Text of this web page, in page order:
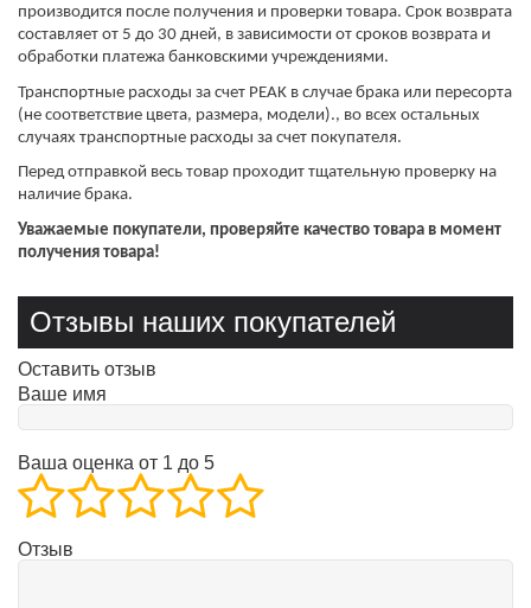
производится после получения и проверки товара. Срок возврата
составляет от 5 до 30 дней, в зависимости от сроков возврата и
обработки платежа банковскими учреждениями.
Транспортные расходы за счет PEAK в случае брака или пересорта
(не соответствие цвета, размера, модели)., во всех остальных
случаях транспортные расходы за счет покупателя.
Перед отправкой весь товар проходит тщательную проверку на
наличие брака.
Уважаемые покупатели, проверяйте качество товара в момент
получения товара!
Отзывы наших покупателей
Оставить отзыв
Ваше имя
Ваша оценка от 1 до 5
Отзыв